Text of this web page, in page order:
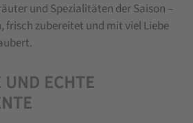
und Spezialitäten der Saison –
frisch zubereitet und mit viel Liebe
ECHTE